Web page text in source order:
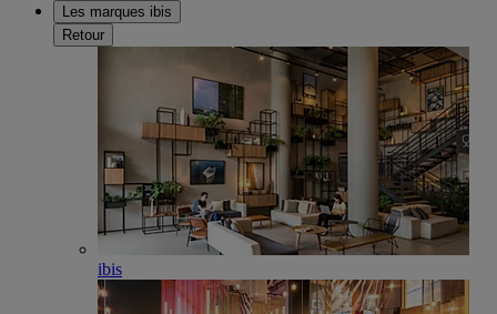
Les marques ibis
Retour
ibis